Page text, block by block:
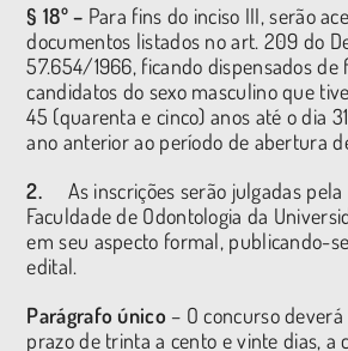
§ 18º – Para fins do inciso III, serão
documentos listados no art. 209 do
57.654/1966, ficando dispensados de
candidatos do sexo masculino que
45 (quarenta e cinco) anos até o dia
ano anterior ao período de abertura
2. As inscrições serão julgadas pela
Faculdade de Odontologia da
em seu aspecto formal, publicando-
edital.
Parágrafo único – O concurso
prazo de trinta a cento e vinte dias, a